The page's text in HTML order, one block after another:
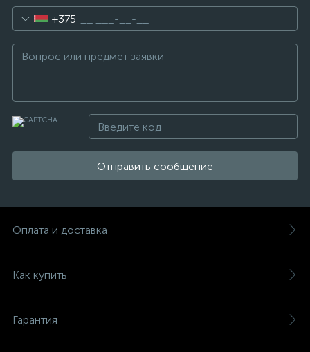
+375
Отправить сообщение
Оплата и доставка
Как купить
Гарантия